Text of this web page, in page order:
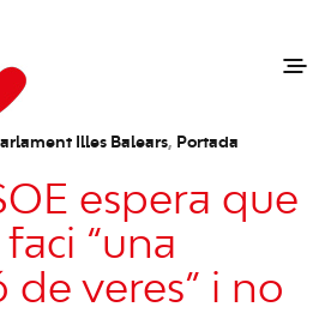
Illes Balears, Portada
espera que
“una
de veres” i no